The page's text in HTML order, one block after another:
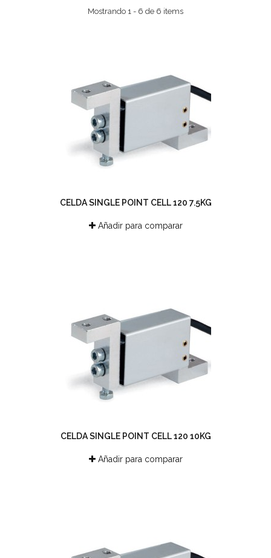
Mostrando 1 - 6 de 6 items
CELDA SINGLE POINT CELL 120 7.5KG
Añadir para comparar
CELDA SINGLE POINT CELL 120 10KG
Añadir para comparar